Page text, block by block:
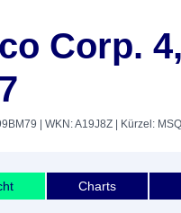
Corp.
| WKN: A19J8Z | Kürzel:
Charts